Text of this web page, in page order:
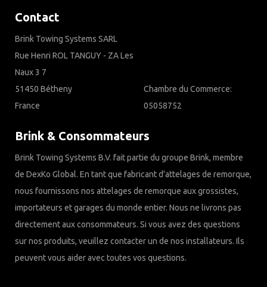
Contact
Brink Towing Systems SARL
Rue Henri ROL TANGUY - ZA Les
Naux 3 7
51450 Bétheny
France
Chambre du Commerce:
05058752
Brink & Consommateurs
Brink Towing Systems B.V. fait partie du groupe Brink, membre
de DexKo Global. En tant que fabricant d'attelages de remorque,
nous fournissons nos attelages de remorque aux grossistes,
importateurs et garages du monde entier. Nous ne livrons pas
directement aux consommateurs. Si vous avez des questions
sur nos produits, veuillez contacter un de nos installateurs. Ils
peuvent vous aider avec toutes vos questions.